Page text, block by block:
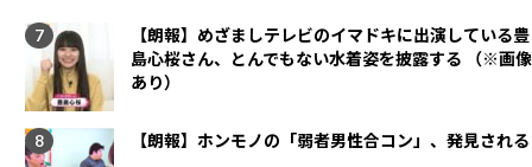
【朗報】めざましテレビのイマドキに出演している豊
島心桜さん、とんでもない水着姿を披露する （※画像
あり）
【朗報】ホンモノの「弱者男性合コン」、発見される